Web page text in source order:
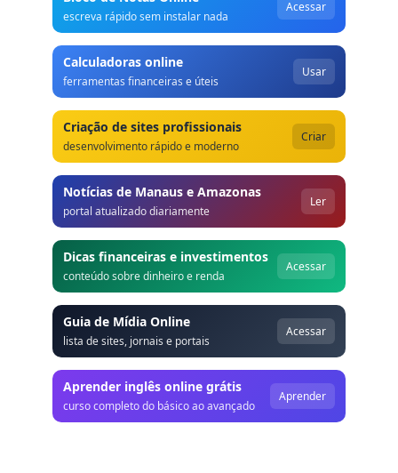
escreva rápido sem instalar nada
Acessar
Calculadoras online
ferramentas financeiras e úteis
Usar
Criação de sites profissionais
desenvolvimento rápido e moderno
Criar
Notícias de Manaus e Amazonas
portal atualizado diariamente
Ler
Dicas financeiras e investimentos
conteúdo sobre dinheiro e renda
Acessar
Guia de Mídia Online
lista de sites, jornais e portais
Acessar
Aprender inglês online grátis
curso completo do básico ao avançado
Aprender